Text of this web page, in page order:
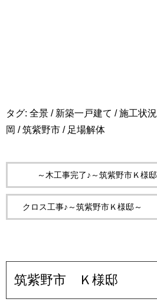
タグ: 全景 / 新築一戸建て /施工状況
岡 /筑紫野市 / 足場解体
～木工事完了♪～筑紫野市Ｋ様邸
クロス工事♪～筑紫野市Ｋ様邸～
筑紫野市 Ｋ様邸